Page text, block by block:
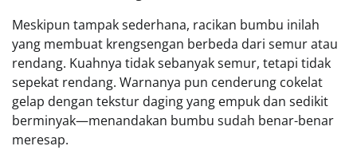
Meskipun tampak sederhana, racikan bumbu inilah
yang membuat krengsengan berbeda dari semur atau
rendang. Kuahnya tidak sebanyak semur, tetapi tidak
sepekat rendang. Warnanya pun cenderung cokelat
gelap dengan tekstur daging yang empuk dan sedikit
berminyak—menandakan bumbu sudah benar-benar
meresap.